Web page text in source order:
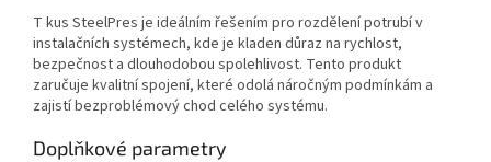
T kus SteelPres je ideálním řešením pro rozdělení potrubí v
instalačních systémech, kde je kladen důraz na rychlost,
bezpečnost a dlouhodobou spolehlivost. Tento produkt
zaručuje kvalitní spojení, které odolá náročným podmínkám a
zajistí bezproblémový chod celého systému.
Doplňkové parametry